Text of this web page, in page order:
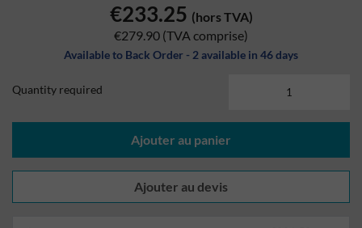
€233.25 (hors TVA)
€279.90 (TVA comprise)
Available to Back Order - 2 available in 46 days
Quantity required
Ajouter au panier